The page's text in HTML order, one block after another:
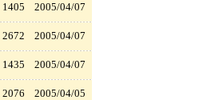
1405 2005/04/07
2672 2005/04/07
1435 2005/04/07
2076 2005/04/05